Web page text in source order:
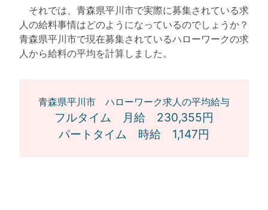
それでは、青森県平川市で実際に募集されている求
人の給料事情はどのようになっているのでしょうか？
青森県平川市で現在募集されているハローワークの求
人から給料の平均を計算しました。
青森県平川市 ハローワーク求人の平均給与
フルタイム 月給 230,355円
パートタイム 時給 1,147円